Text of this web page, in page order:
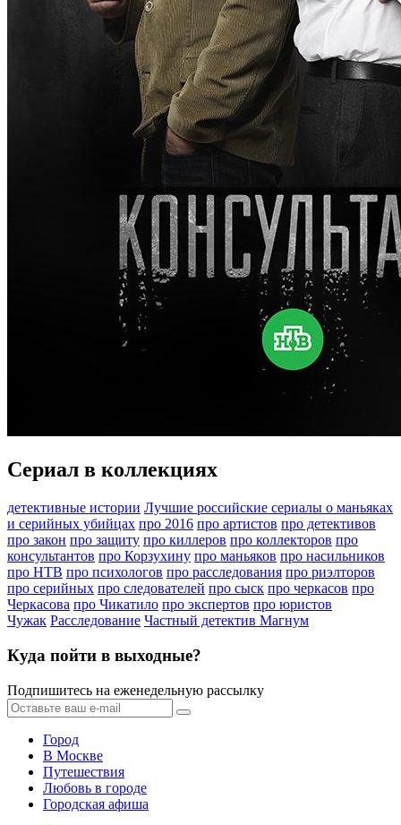
Сериал в коллекциях
детективные истории Лучшие российские сериалы о маньяках
и серийных убийцах про 2016 про артистов про детективов
про закон про защиту про киллеров про коллекторов про
консультантов про Корзухину про маньяков про насильников
про НТВ про психологов про расследования про риэлторов
про серийных про следователей про сыск про черкасов про
Черкасова про Чикатило про экспертов про юристов
Чужак Расследование Частный детектив Магнум
Куда пойти в выходные?
Подпишитесь на еженедельную рассылку
Город
В Москве
Путешествия
Любовь в городе
Городская афиша